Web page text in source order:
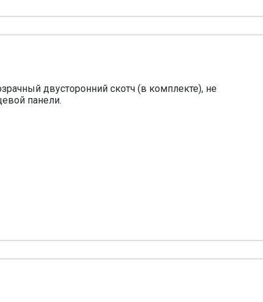
двусторонний скотч (в комплекте), не
панели.